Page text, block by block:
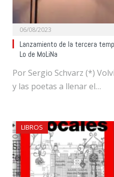
06/08/2023
Lanzamiento de la tercera
Lo de MoLiNa
Por Sergio Schvarz (*)
y las poetas a llenar el…
LIBROS